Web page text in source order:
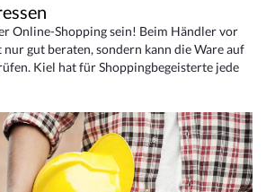
Online-Shopping sein! Beim Händler vor
gut beraten, sondern kann die Ware auf
Kiel hat für Shoppingbegeisterte jede